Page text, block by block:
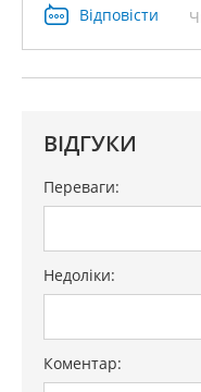
Відповісти
ВІДГУКИ
Переваги:
Недоліки:
Коментар: